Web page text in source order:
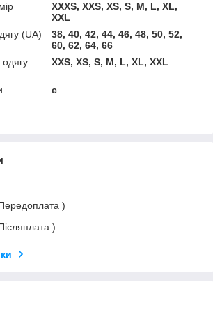
XXXS, XXS, XS, S, M, L, XL,
XXL
(UA)
38, 40, 42, 44, 46, 48, 50, 52,
60, 62, 64, 66
одягу
XXS, XS, S, M, L, XL, XXL
є
)
)